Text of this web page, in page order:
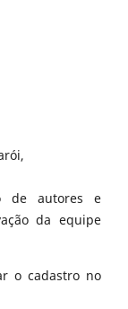
de autores e
da equipe
o cadastro no